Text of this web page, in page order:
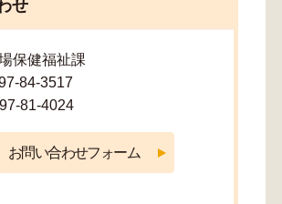
せ
保健福祉課
84-3517
81-4024